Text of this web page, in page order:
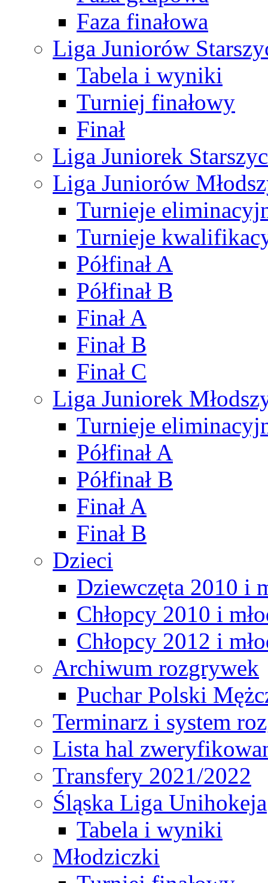
Faza finałowa
Liga Juniorów
Tabela i wyniki
Turniej finałowy
Finał
Liga Juniorek
Liga Juniorów
Turnieje
Turnieje
Półfinał A
Półfinał B
Finał A
Finał B
Finał C
Liga Juniorek
Turnieje
Półfinał A
Półfinał B
Finał A
Finał B
Dzieci
Dziewczęta 2010 i
Chłopcy 2010 i
Chłopcy 2012 i
Archiwum rozgrywek
Puchar Polski
Terminarz i system
Lista hal
Transfery 2021/2022
Śląska Liga Unihokeja
Tabela i wyniki
Młodziczki